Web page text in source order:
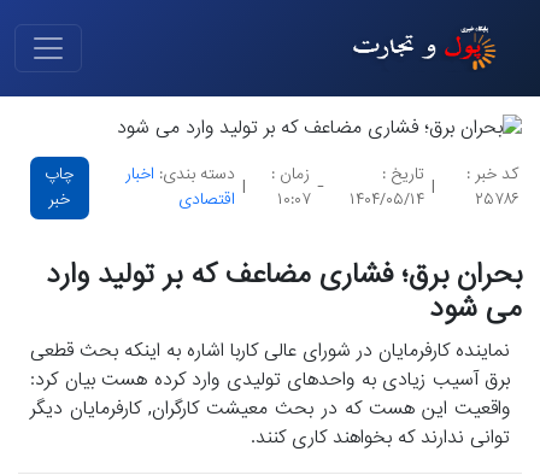
کد خبر :
۲۵۷۸۶
|
تاریخ :
۱۴۰۴/۰۵/۱۴
-
زمان :
۱۰:۰۷
|
دسته بندی: اخبار
اقتصادی
چاپ
خبر
بحران برق؛ فشاری مضاعف که بر تولید وارد
می شود
نماینده کارفرمایان در شورای عالی کاربا اشاره به اینکه بحث قطعی
برق آسیب زیادی به واحدهای تولیدی وارد کرده هست بیان کرد:
واقعیت این هست که در بحث معیشت کارگران, کارفرمایان دیگر
توانی ندارند که بخواهند کاری کنند.